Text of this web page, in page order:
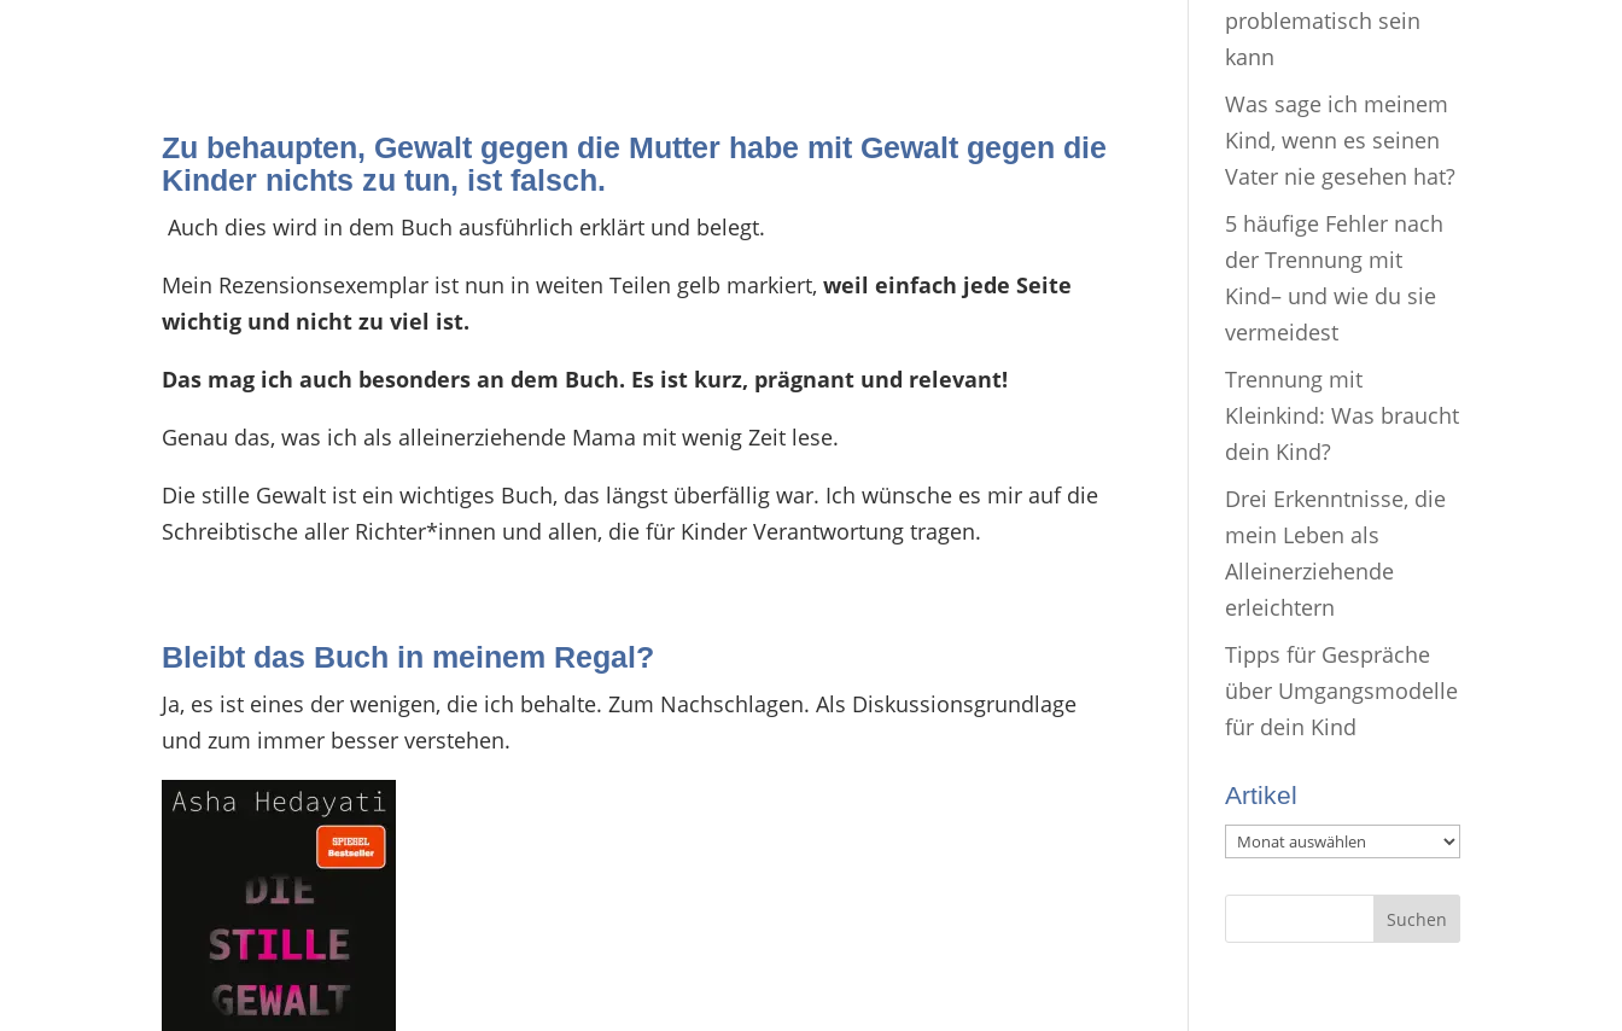
Zu behaupten, Gewalt gegen die Mutter habe mit Gewalt gegen die
Kinder nichts zu tun, ist falsch.
Auch dies wird in dem Buch ausführlich erklärt und belegt.
Mein Rezensionsexemplar ist nun in weiten Teilen gelb markiert,weil einfach jede Seite
wichtig und nicht zu viel ist.
Das mag ich auch besonders an dem Buch. Es ist kurz, prägnant und relevant!
Genau das, was ich als alleinerziehende Mama mit wenig Zeit lese.
Die stille Gewalt ist ein wichtiges Buch, das längst überfällig war. Ich wünsche es mir auf die
Schreibtische aller Richter*innen und allen, die für Kinder Verantwortung tragen.
Bleibt das Buch in meinem Regal?
Ja, es ist eines der wenigen, die ich behalte. Zum Nachschlagen. Als Diskussionsgrundlage
und zum immer besser verstehen.
problematisch sein
kann
Was sage ich meinem
Kind, wenn es seinen
Vater nie gesehen hat?
5 häufige Fehler nach
der Trennung mit
Kind– und wie du sie
vermeidest
Trennung mit
Kleinkind: Was braucht
dein Kind?
Drei Erkenntnisse, die
mein Leben als
Alleinerziehende
erleichtern
Tipps für Gespräche
über Umgangsmodelle
für dein Kind
Artikel
Artikel